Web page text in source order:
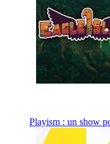
Playism : un show